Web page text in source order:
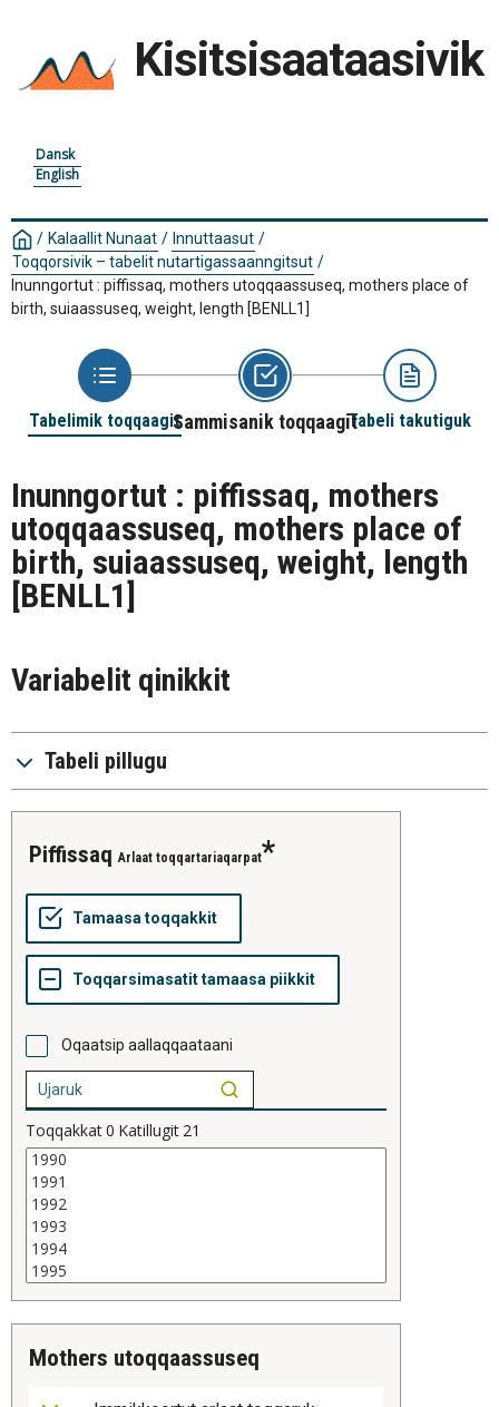
Kisitsisaataasivik
Dansk
English
/ Kalaallit Nunaat / Innuttaasut /
Toqqorsivik – tabelit nutartigassaanngitsut /
Inunngortut : piffissaq, mothers utoqqaassuseq, mothers place of
birth, suiaassuseq, weight, length [BENLL1]
Tabelimik toqqaagitSammisanik toqqaagitTabeli takutiguk
Inunngortut : piffissaq, mothers
utoqqaassuseq, mothers place of
birth, suiaassuseq, weight, length
[BENLL1]
Variabelit qinikkit
Tabeli pillugu
piffissaq Arlaat toqqartariaqarpat
Oqaatsip aallaqqaataani
Toqqakkat0 Katillugit 21
mothers utoqqaassuseq